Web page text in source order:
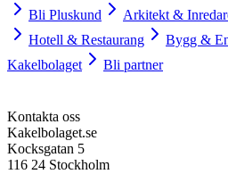
Bli Pluskund
Arkitekt &
Hotell & Restaurang
Bygg &
Kakelbolaget
Bli partner
Kontakta oss
Kakelbolaget.se
Kocksgatan 5
116 24 Stockholm